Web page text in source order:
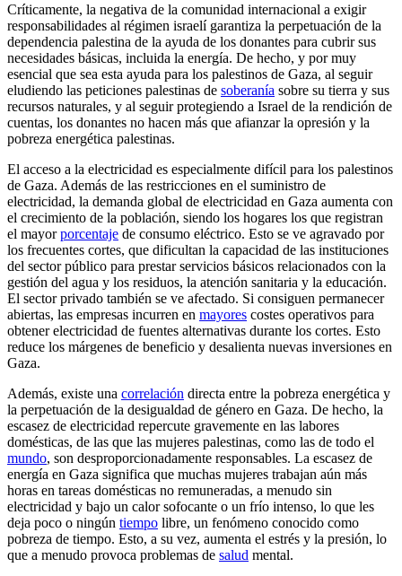
Críticamente, la negativa de la comunidad internacional a exigir
responsabilidades al régimen israelí garantiza la perpetuación de la
dependencia palestina de la ayuda de los donantes para cubrir sus
necesidades básicas, incluida la energía. De hecho, y por muy
esencial que sea esta ayuda para los palestinos de Gaza, al seguir
eludiendo las peticiones palestinas de soberanía sobre su tierra y sus
recursos naturales, y al seguir protegiendo a Israel de la rendición de
cuentas, los donantes no hacen más que afianzar la opresión y la
pobreza energética palestinas.
El acceso a la electricidad es especialmente difícil para los palestinos
de Gaza. Además de las restricciones en el suministro de
electricidad, la demanda global de electricidad en Gaza aumenta con
el crecimiento de la población, siendo los hogares los que registran
el mayorporcentaje de consumo eléctrico. Esto se ve agravado por
los frecuentes cortes, que dificultan la capacidad de las instituciones
del sector público para prestar servicios básicos relacionados con la
gestión del agua y los residuos, la atención sanitaria y la educación.
El sector privado también se ve afectado. Si consiguen permanecer
abiertas, las empresas incurren en mayores costes operativos para
obtener electricidad de fuentes alternativas durante los cortes. Esto
reduce los márgenes de beneficio y desalienta nuevas inversiones en
Gaza.
Además, existe una correlación directa entre la pobreza energética y
la perpetuación de la desigualdad de género en Gaza. De hecho, la
escasez de electricidad repercute gravemente en las labores
domésticas, de las que las mujeres palestinas, como las de todo el
mundo, son desproporcionadamente responsables. La escasez de
energía en Gaza significa que muchas mujeres trabajan aún más
horas en tareas domésticas no remuneradas, a menudo sin
electricidad y bajo un calor sofocante o un frío intenso, lo que les
deja poco o ningún tiempo libre, un fenómeno conocido como
pobreza de tiempo. Esto, a su vez, aumenta el estrés y la presión, lo
que a menudo provoca problemas de salud mental.